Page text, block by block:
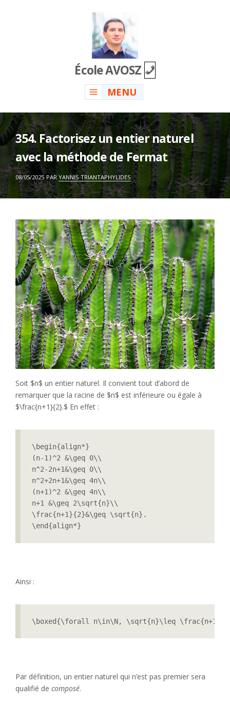
École AVOSZ
MENU
354. Factorisez un entier naturel
avec la méthode de Fermat
ON
08/05/2025 PAR YANNIS TRIANTAPHYLIDES
Soit $n$ un entier naturel. Il convient tout d’abord de
remarquer que la racine de $n$ est inférieure ou égale à
$\frac{n+1}{2}.$ En effet :
\begin{align*}
(n-1)^2 &\geq 0\\
n^2-2n+1&\geq 0\\
n^2+2n+1&\geq 4n\\
(n+1)^2 &\geq 4n\\
n+1 &\geq 2\sqrt{n}\\
\frac{n+1}{2}&\geq \sqrt{n}.
\end{align*}
Ainsi :
\boxed{\forall n\in\N, \sqrt{n}\leq
Par définition, un entier naturel qui n’est pas premier sera
qualifié de composé.